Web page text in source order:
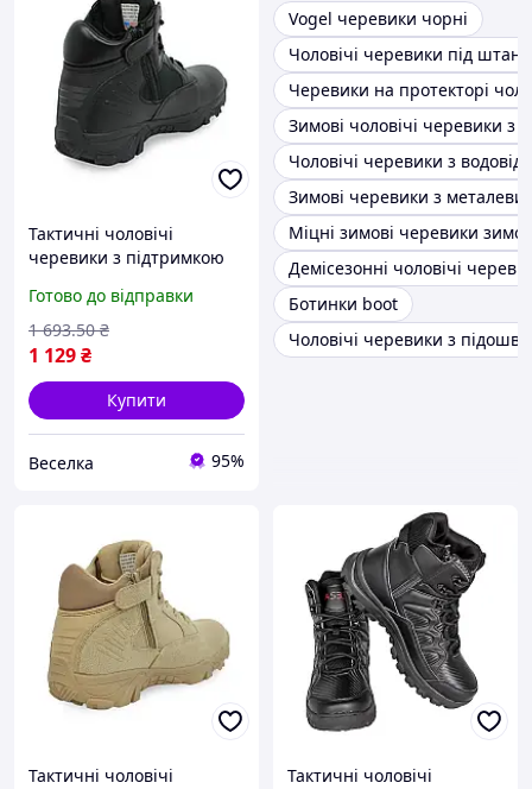
Тактичні чоловічі
черевики з підтримкою
для активного відпочинку
та роботи на природі
FLAME
Готово до відправки
1 129₴
1 693.50 ₴
Купити
Веселка 95%
Vogel черевики чорні
Чоловічі черевики під штани
Черевики на протекторі
Зимові чоловічі черевики з
Чоловічі черевики з
Зимові черевики з
Міцні зимові черевики
Демісезонні чоловічі
Ботинки boot
Чоловічі черевики з
Тактичні чоловічі
Тактичні чоловічі